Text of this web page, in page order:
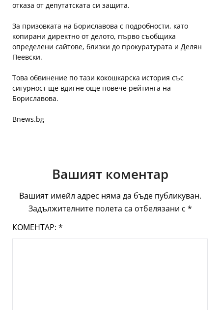
отказа от депутатската си защита.
За призовката на Бориславова с подробности, като
копирани директно от делото, първо съобщиха
определени сайтове, близки до прокуратурата и Делян
Пеевски.
Това обвинение по тази кокошкарска история със
сигурност ще вдигне още повече рейтинга на
Бориславова.
Bnews.bg
Вашият коментар
Вашият имейл адрес няма да бъде публикуван.
Задължителните полета са отбелязани с *
КОМЕНТАР: *